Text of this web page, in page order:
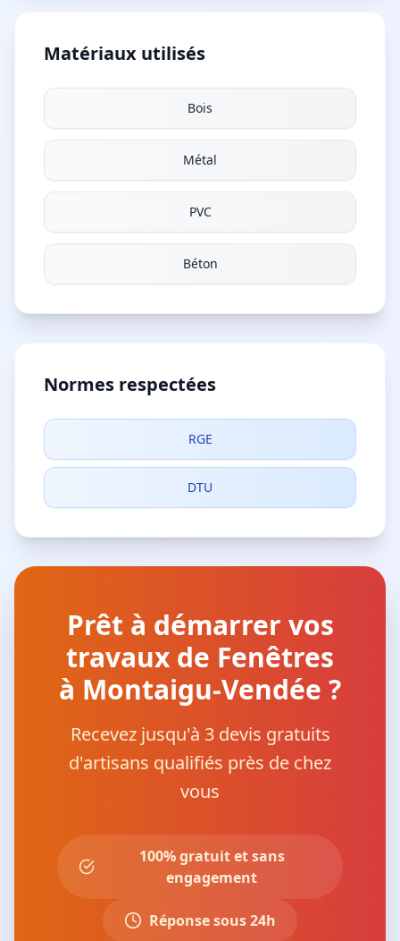
Matériaux utilisés
Bois
Métal
PVC
Béton
Normes respectées
RGE
DTU
Prêt à démarrer vos
travaux de Fenêtres
à Montaigu-Vendée ?
Recevez jusqu'à 3 devis gratuits
d'artisans qualifiés près de chez
vous
100% gratuit et sans
engagement
Réponse sous 24h